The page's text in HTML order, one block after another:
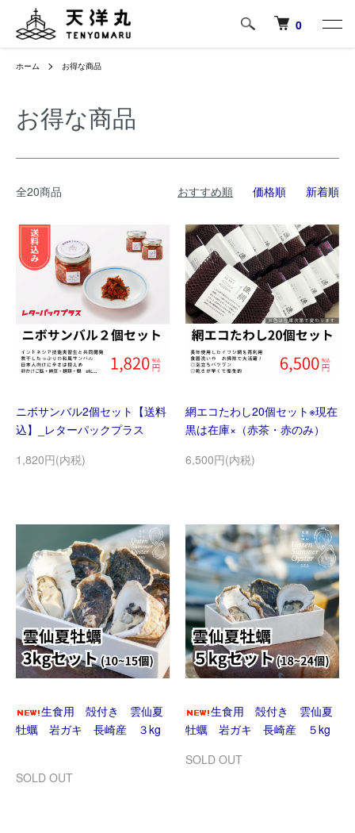
0
ホーム お得な商品
お得な商品
全20商品 おすすめ順 価格順 新着順
ニボサンバル2個セット【送料
込】_レターパックプラス
1,820円(内税)
網エコたわし20個セット※現在
黒は在庫×（赤茶・赤のみ）
6,500円(内税)
生食用 殻付き 雲仙夏
牡蠣 岩ガキ 長崎産 ３kg
SOLD OUT
生食用 殻付き 雲仙夏
牡蠣 岩ガキ 長崎産 ５kg
SOLD OUT